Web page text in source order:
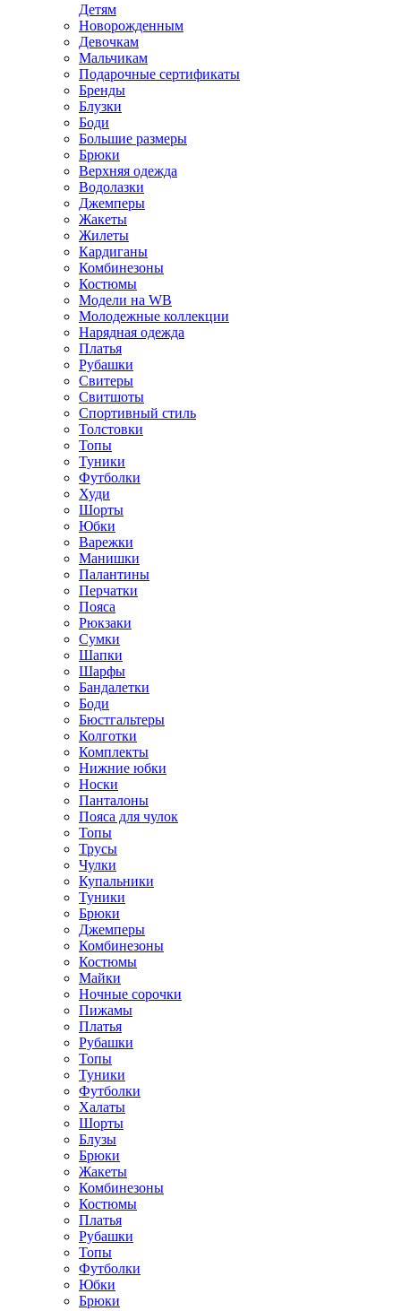
Детям
Новорожденным
Девочкам
Мальчикам
Подарочные сертификаты
Бренды
Блузки
Боди
Большие размеры
Брюки
Верхняя одежда
Водолазки
Джемперы
Жакеты
Жилеты
Кардиганы
Комбинезоны
Костюмы
Модели на WB
Молодежные коллекции
Нарядная одежда
Платья
Рубашки
Свитеры
Свитшоты
Спортивный стиль
Толстовки
Топы
Туники
Футболки
Худи
Шорты
Юбки
Варежки
Манишки
Палантины
Перчатки
Пояса
Рюкзаки
Сумки
Шапки
Шарфы
Бандалетки
Боди
Бюстгальтеры
Колготки
Комплекты
Нижние юбки
Носки
Панталоны
Поясa для чулок
Топы
Трусы
Чулки
Купальники
Туники
Брюки
Джемперы
Комбинезоны
Костюмы
Майки
Ночные сорочки
Пижамы
Платья
Рубашки
Топы
Туники
Футболки
Халаты
Шорты
Блузы
Брюки
Жакеты
Комбинезоны
Костюмы
Платья
Рубашки
Топы
Футболки
Юбки
Брюки